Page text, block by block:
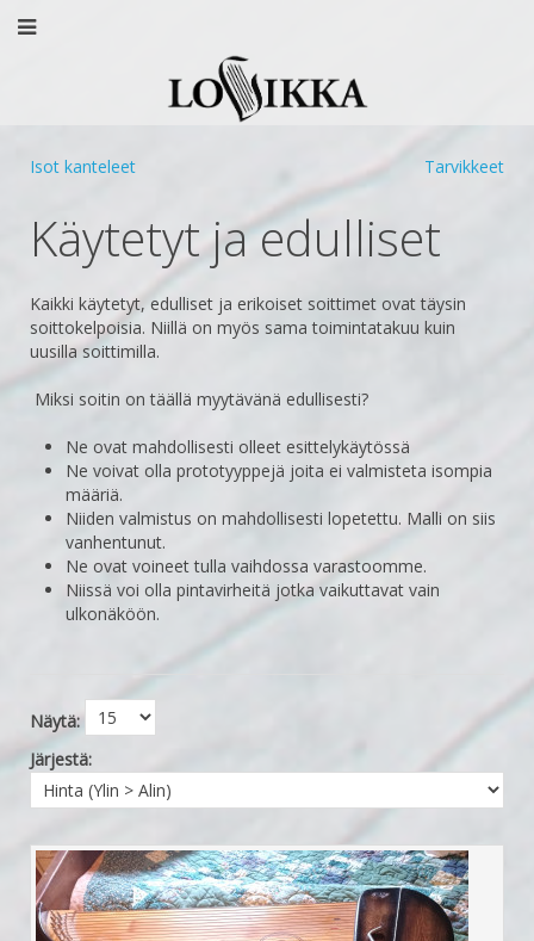
Isot kanteleet Tarvikkeet
Käytetyt ja edulliset
Kaikki käytetyt, edulliset ja erikoiset soittimet ovat täysin
soittokelpoisia. Niillä on myös sama toimintatakuu kuin
uusilla soittimilla.
Miksi soitin on täällä myytävänä edullisesti?
Ne ovat mahdollisesti olleet esittelykäytössä
Ne voivat olla prototyyppejä joita ei valmisteta isompia
määriä.
Niiden valmistus on mahdollisesti lopetettu. Malli on siis
vanhentunut.
Ne ovat voineet tulla vaihdossa varastoomme.
Niissä voi olla pintavirheitä jotka vaikuttavat vain
ulkonäköön.
Näytä:
Järjestä: